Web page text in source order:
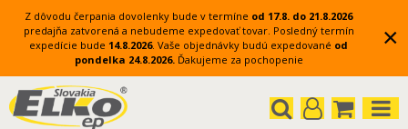
Z dôvodu čerpania dovolenky bude v termíne od 17.8. do 21.8.2026
predajňa zatvorená a nebudeme expedovať tovar. Posledný termín
expedície bude 14.8.2026. Vaše objednávky budú expedované od
pondelka 24.8.2026. Ďakujeme za pochopenie
×